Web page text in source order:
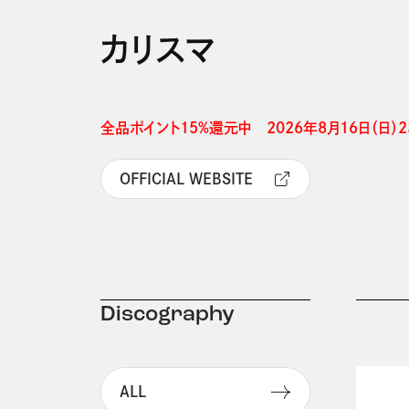
カリスマ
全品ポイント15%還元中　2026年8月16日（日
OFFICIAL WEBSITE
Discography
ALL